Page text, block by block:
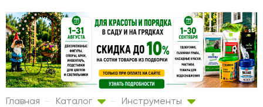
Главная Каталог
Инструменты